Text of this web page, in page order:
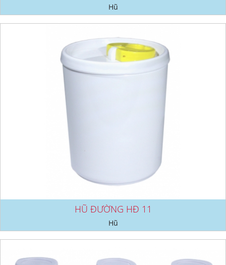
Hũ
HŨ ĐƯỜNG HĐ 11
Hũ